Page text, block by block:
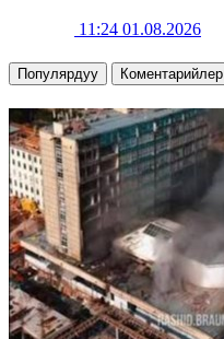
11:24 01.08.2026
Популярдуу Коментарийлер